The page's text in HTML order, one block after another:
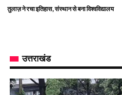
तुलाज़ ने रचा इतिहास, संस्थान से बना विश्वविद्यालय
उत्तराखंड